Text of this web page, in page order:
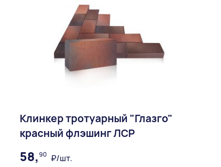
Клинкер тротуарный "Глазго"
красный флэшинг ЛСР
58,90 ₽/шт.